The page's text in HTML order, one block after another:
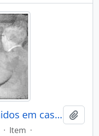
Grupo de médicos reunidos em casa do Dr. António Duarte Teixeira da Silva
· Item ·